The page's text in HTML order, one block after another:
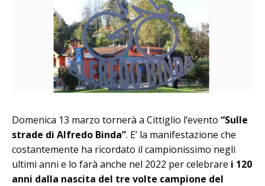
Domenica 13 marzo tornerà a Cittiglio l’evento “Sulle
strade di Alfredo Binda”. E’ la manifestazione che
costantemente ha ricordato il campionissimo negli
ultimi anni e lo farà anche nel 2022 per celebrare i 120
anni dalla nascita del tre volte campione del